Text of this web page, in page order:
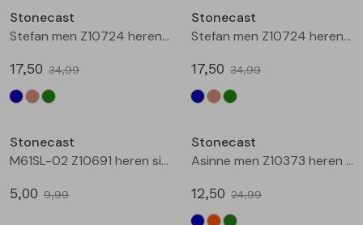
Blouses lange mouw
Sweatshirts
Bermuda's
Lange broek
Jackjes
Jassen
Lange broeken
Lange broeken
Leggings
Stonecast
Stefan men Z10724 heren bermuda Zand
17,50 34,99
Stonecast
Stefan men Z10724 heren bermuda Army
17,50 34,99
Stonecast
M61SL-02 Z10691 heren singlet Marine
5,00 9,99
Stonecast
Asinne men Z10373 heren polo Marine
12,50 24,99